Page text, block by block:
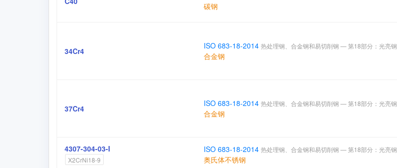
碳钢
34Cr4
ISO 683-18-2014 热处理钢、合金钢和易切削钢 — 第18部分：光亮钢
合金钢
37Cr4
ISO 683-18-2014 热处理钢、合金钢和易切削钢 — 第18部分：光亮钢
合金钢
4307-304-03-I
X2CrNi18-9
ISO 683-18-2014 热处理钢、合金钢和易切削钢 — 第18部分：光亮钢
奥氏体不锈钢